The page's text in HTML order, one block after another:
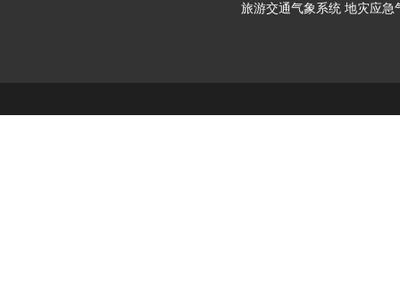
旅游交通气象系统 地灾应急